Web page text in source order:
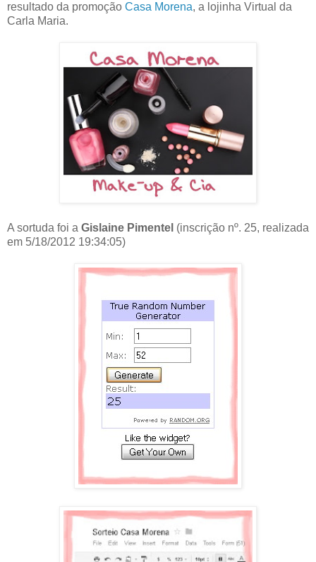
resultado da promoção Casa Morena, a lojinha Virtual da
Carla Maria.
A sortuda foi a Gislaine Pimentel (inscrição nº. 25, realizada
em 5/18/2012 19:34:05)